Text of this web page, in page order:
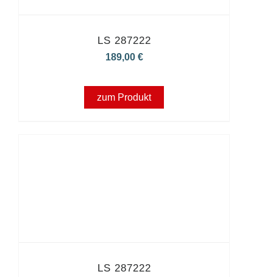
LS 287222
189,00 €
zum Produkt
LS 287222